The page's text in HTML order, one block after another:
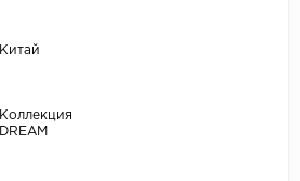
Китай
Коллекция
DREAM